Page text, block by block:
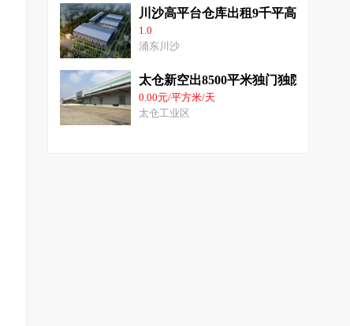
川沙高平台仓库出租9千平高10米适
1.0
浦东川沙
太仓新空出8500平米独门独院仓库出
0.00元/平方米/天
太仓工业区